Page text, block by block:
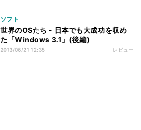
ソフト
世界のOSたち - 日本でも大成功を収め
た「Windows 3.1」(後編)
2013/06/21 12:35 レビュー